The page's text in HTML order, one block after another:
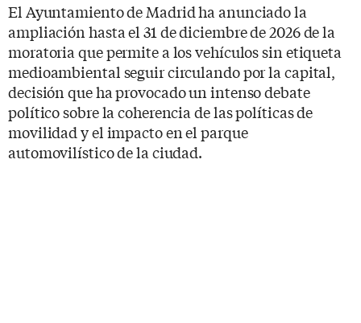
El Ayuntamiento de Madrid ha anunciado la
ampliación hasta el 31 de diciembre de 2026 de la
moratoria que permite a los vehículos sin etiqueta
medioambiental seguir circulando por la capital,
decisión que ha provocado un intenso debate
político sobre la coherencia de las políticas de
movilidad y el impacto en el parque
automovilístico de la ciudad.